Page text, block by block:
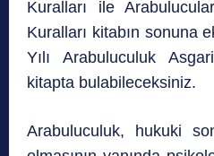
Kuralları ile
Kuralları kitabın sonuna
Yılı Arabuluculuk
kitapta bulabileceksiniz.
Arabuluculuk, hukuki